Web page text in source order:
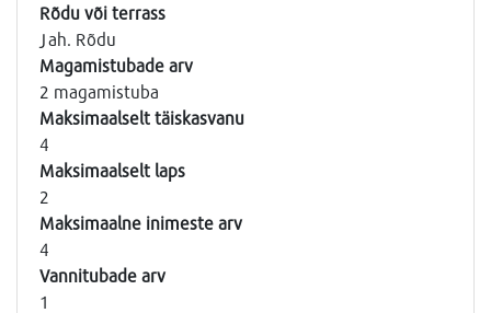
Rõdu või terrass
Jah. Rõdu
Magamistubade arv
2 magamistuba
Maksimaalselt täiskasvanu
4
Maksimaalselt laps
2
Maksimaalne inimeste arv
4
Vannitubade arv
1